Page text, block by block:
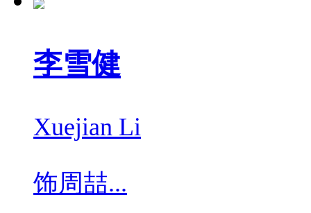
李雪健
Xuejian Li
饰周喆...